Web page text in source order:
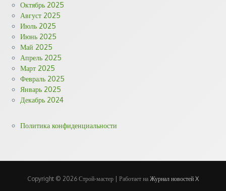
Октябрь 2025
Август 2025
Июль 2025
Июнь 2025
Май 2025
Апрель 2025
Март 2025
Февраль 2025
Январь 2025
Декабрь 2024
Политика конфиденциальности
Copyright © 2026 Строй-мастер | Работает на Журнал новостей X